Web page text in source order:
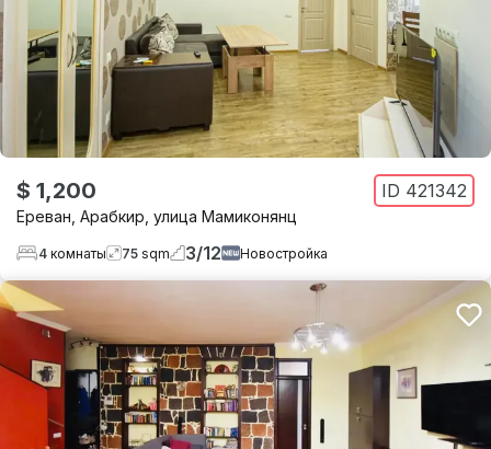
$ 1,200 ID 421342
Ереван Арабкир улица Мамиконянц
4 комнаты 75 sqm 3/12 Новостройка